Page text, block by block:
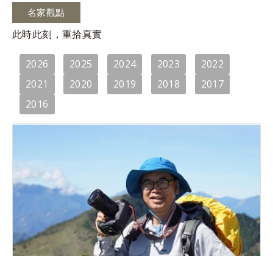
名家觀點
此時此刻，重拾真實
2026 2025 2024 2023
2022
2021
2020 2019 2018
2017
2016